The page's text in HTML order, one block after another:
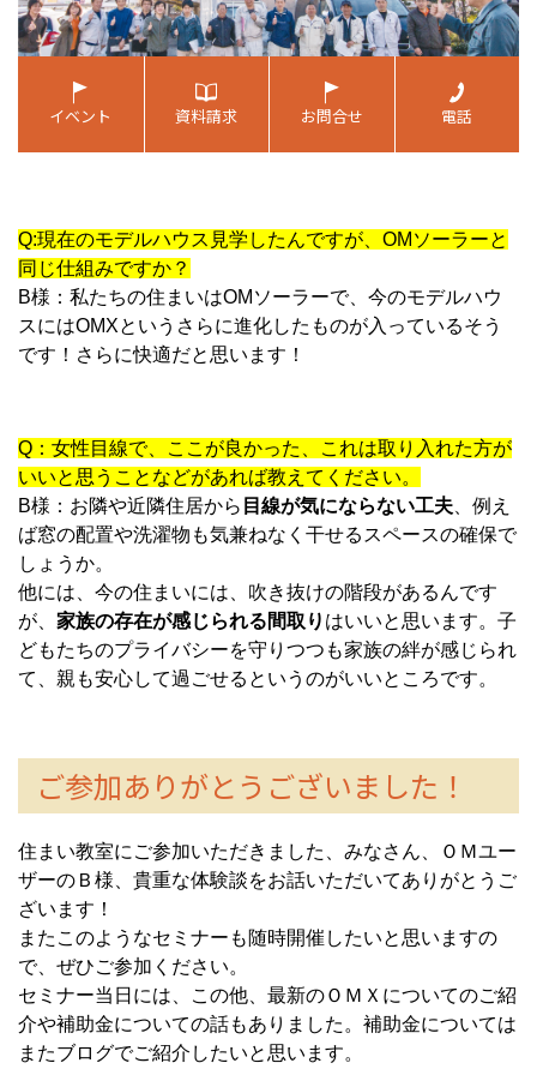
Q:現在のモデルハウス見学したんですが、OMソーラーと
同じ仕組みですか？
B様：私たちの住まいはOMソーラーで、今のモデルハウ
スにはOMXというさらに進化したものが入っているそう
です！さらに快適だと思います！
Q：女性目線で、ここが良かった、これは取り入れた方が
いいと思うことなどがあれば教えてください。
B様：お隣や近隣住居から 目線が気にならない工夫 、例え
ば窓の配置や洗濯物も気兼ねなく干せるスペースの確保で
しょうか。
他には、今の住まいには、吹き抜けの階段があるんです
が、 家族の存在が感じられる間取り はいいと思います。子
どもたちのプライバシーを守りつつも家族の絆が感じられ
て、親も安心して過ごせるというのがいいところです。
ご参加ありがとうございました！
住まい教室にご参加いただきました、みなさん、ＯＭユー
ザーのＢ様、貴重な体験談をお話いただいてありがとうご
ざいます！
またこのようなセミナーも随時開催したいと思いますの
で、ぜひご参加ください。
セミナー当日には、この他、最新のＯＭＸについてのご紹
介や補助金についての話もありました。補助金については
またブログでご紹介したいと思います。